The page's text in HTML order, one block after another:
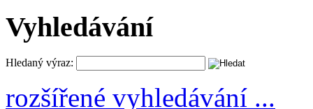
Vyhledávání
Hledaný výraz:
rozšířené vyhledávání ...